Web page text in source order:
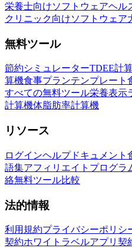
栄養士向けソフトウェアヘル
クリニック向けソフトウェア
無料ツール
節約シミュレーターTDEE計
算機食事プランテンプレート
すべての無料ツール栄養表示
計算機体脂肪率計算機
リソース
ログインヘルプドキュメント
語集アフィリエイトプログラ
絡無料ツール比較
法的情報
利用規約プライバシーポリシ
契約ホワイトラベルアプリ契